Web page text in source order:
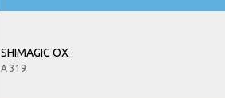
SHIMAGIC OX
A 319